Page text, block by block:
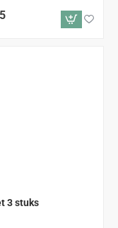
3 stuks